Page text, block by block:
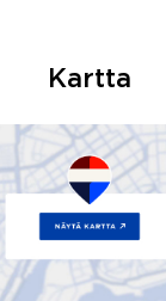
Kartta